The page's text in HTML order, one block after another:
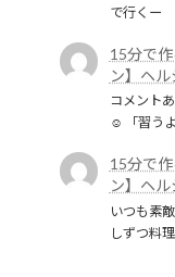
で行くー
15分で
ン】ヘ
コメント
☺️ 「習う
15分で
ン】ヘ
いつも素
しずつ料